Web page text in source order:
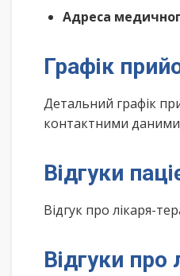
Адреса
Графік
Детальний графік
контактними даними
Відгуки
Відгук про лікаря-
Відгуки про